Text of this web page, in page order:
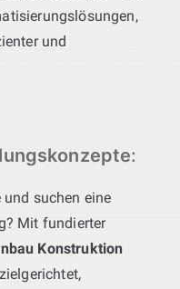
und
:
suchen eine
Mit fundierter
Konstruktion